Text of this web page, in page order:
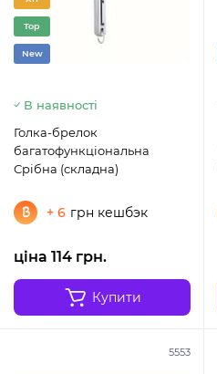
Top
New
В наявності
Голка-брелок
багатофункціональна
Срібна (складна)
+ 6 грн кешбэк
ціна 114 грн.
Купити
5553